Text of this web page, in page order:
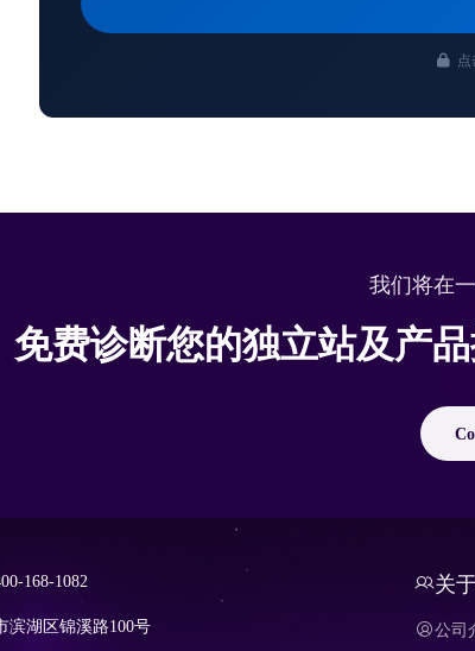
我们将在
免费诊断您的独立站及产
168-1082
滨湖区锦溪路100号
关
公司